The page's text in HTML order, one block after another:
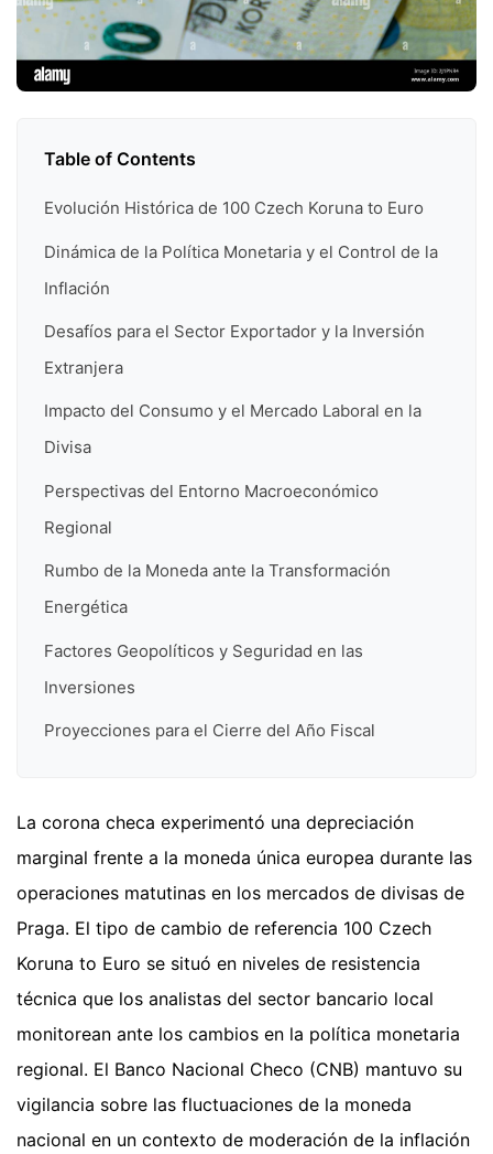
Table of Contents
Evolución Histórica de 100 Czech Koruna to Euro
Dinámica de la Política Monetaria y el Control de la
Inflación
Desafíos para el Sector Exportador y la Inversión
Extranjera
Impacto del Consumo y el Mercado Laboral en la
Divisa
Perspectivas del Entorno Macroeconómico
Regional
Rumbo de la Moneda ante la Transformación
Energética
Factores Geopolíticos y Seguridad en las
Inversiones
Proyecciones para el Cierre del Año Fiscal
La corona checa experimentó una depreciación
marginal frente a la moneda única europea durante las
operaciones matutinas en los mercados de divisas de
Praga. El tipo de cambio de referencia 100 Czech
Koruna to Euro se situó en niveles de resistencia
técnica que los analistas del sector bancario local
monitorean ante los cambios en la política monetaria
regional. El Banco Nacional Checo (CNB) mantuvo su
vigilancia sobre las fluctuaciones de la moneda
nacional en un contexto de moderación de la inflación